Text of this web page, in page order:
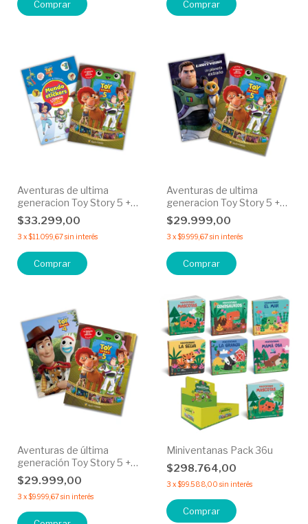
Aventuras de ultima
generacion Toy Story 5 +
Juguetes al recate - 30%
OFF
$33.299,00
3 x$11.099,67sin interés
Aventuras de ultima
generacion Toy Story 5 +
Un planeta extraño
Lightyear - 50% OFF
$29.999,00
3 x$9.999,67sin interés
Aventuras de última
generación Toy Story 5 +
¡Hechos Para jugar! Toy
Story 4 - 50% OFF
$29.999,00
3 x$9.999,67sin interés
Miniventanas Pack 36u
$298.764,00
3 x$99.588,00 sin interés